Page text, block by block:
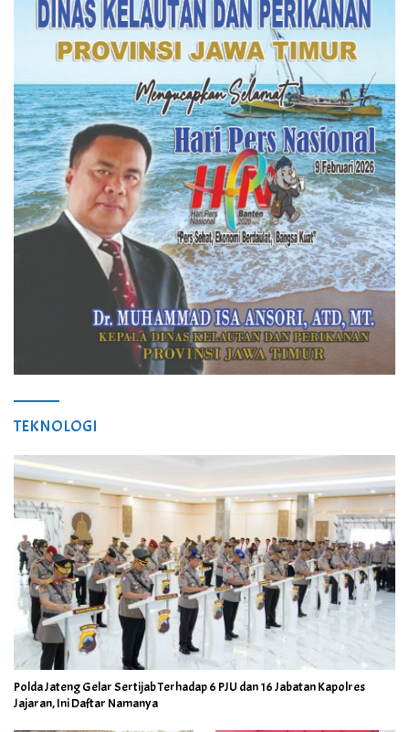
TEKNOLOGI
Polda Jateng Gelar Sertijab Terhadap 6 PJU dan 16 Jabatan Kapolres
Jajaran, Ini Daftar Namanya